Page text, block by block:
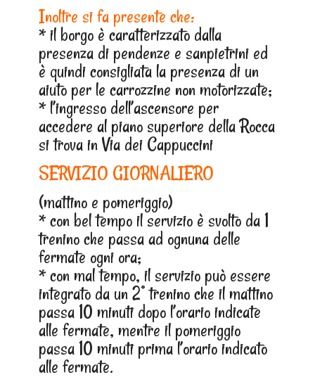
Inoltre si fa presente che:
* il borgo è caratterizzato dalla
presenza di pendenze e sanpietrini ed
è quindi consigliata la presenza di un
aiuto per le carrozzine non motorizzate;
* l’ingresso dell’ascensore per
accedere al piano superiore della Rocca
si trova in Via dei Cappuccini
SERVIZIO GIORNALIERO
(mattino e pomeriggio)
* con bel tempo il servizio è svolto da 1
trenino che passa ad ognuna delle
fermate ogni ora;
* con mal tempo, il servizio può essere
integrato da un 2° trenino che il mattino
passa 10 minuti dopo l’orario indicate
alle fermate, mentre il pomeriggio
passa 10 minuti prima l’orario indicato
alle fermate.